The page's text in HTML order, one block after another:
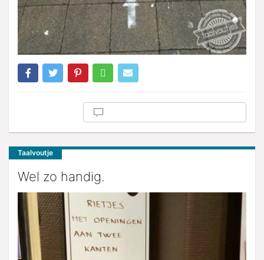
Taalvoutje
Wel zo handig.